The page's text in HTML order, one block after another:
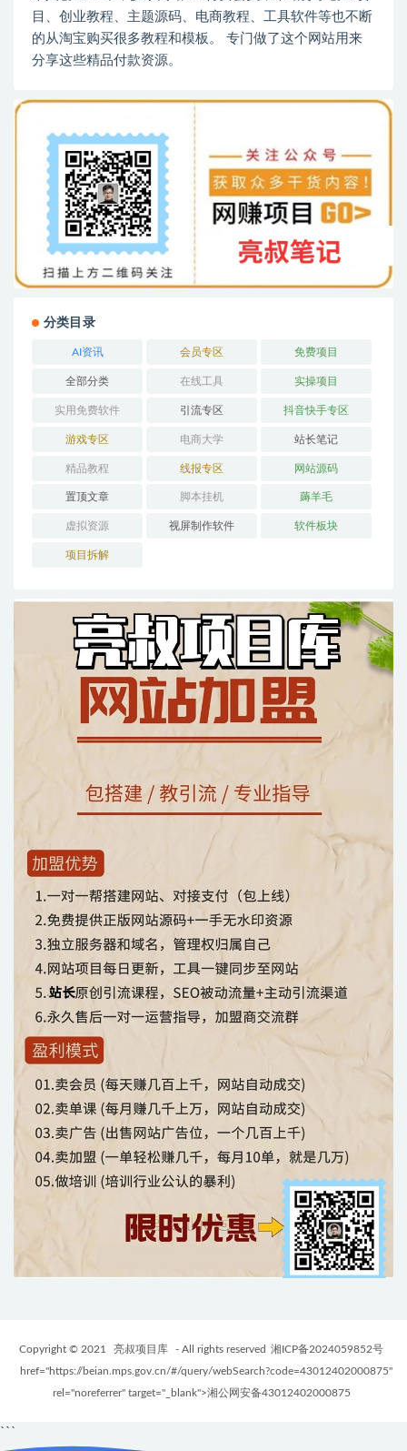
目、创业教程、主题源码、电商教程、工具软件等也不断
的从淘宝购买很多教程和模板。 专门做了这个网站用来
分享这些精品付款资源。
分类目录
AI资讯 会员专区 免费项目
全部分类 在线工具 实操项目
实用免费软件 引流专区 抖音快手专区
游戏专区 电商大学 站长笔记
精品教程 线报专区 网站源码
置顶文章 脚本挂机 薅羊毛
虚拟资源 视屏制作软件 软件板块
项目拆解
Copyright © 2021 亮叔项目库 - All rights reserved 湘ICP备2024059852号
href="https://beian.mps.gov.cn/#/query/webSearch?code=43012402000875"
rel="noreferrer" target="_blank">湘公网安备43012402000875
```